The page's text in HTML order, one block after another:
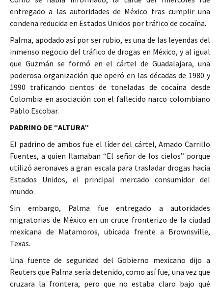
entregado a las autoridades de México tras cumplir una
condena reducida en Estados Unidos por tráfico de cocaína.
Palma, apodado así por ser rubio, es una de las leyendas del
inmenso negocio del tráfico de drogas en México, y al igual
que Guzmán se formó en el cártel de Guadalajara, una
poderosa organización que operó en las décadas de 1980 y
1990 traficando cientos de toneladas de cocaína desde
Colombia en asociación con el fallecido narco colombiano
Pablo Escobar.
PADRINO DE “ALTURA”
El padrino de ambos fue el líder del cártel, Amado Carrillo
Fuentes, a quien llamaban “El señor de los cielos” porque
utilizó aeronaves a gran escala para trasladar drogas hacia
Estados Unidos, el principal mercado consumidor del
mundo.
Sin embargo, Palma fue entregado a autoridades
migratorias de México en un cruce fronterizo de la ciudad
mexicana de Matamoros, ubicada frente a Brownsville,
Texas.
Una fuente de seguridad del Gobierno mexicano dijo a
Reuters que Palma sería detenido, como así fue, una vez que
cruzara la frontera, pero que no estaba claro bajo qué